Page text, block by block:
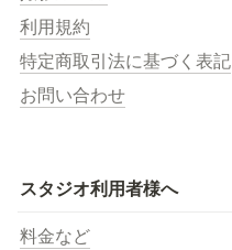
利用規約
特定商取引法に基づく表記
お問い合わせ
スタジオ利用者様へ
料金など